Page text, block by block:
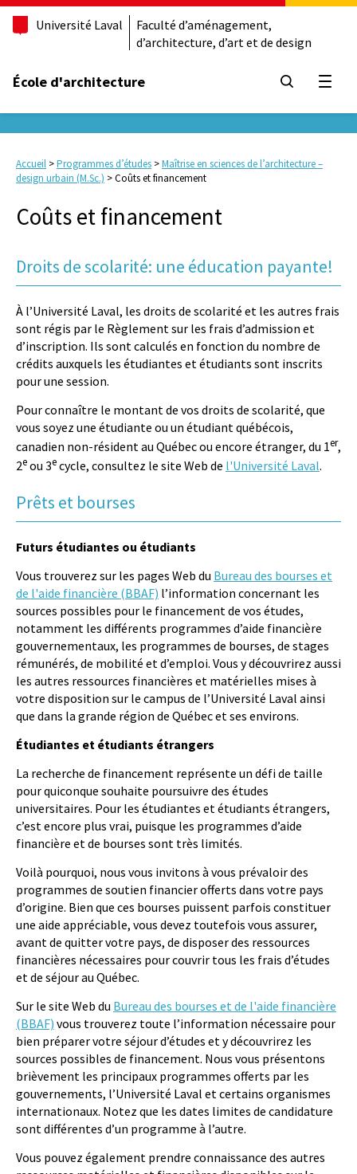
Université Laval
Faculté d’aménagement,
d’architecture, d’art et de design
École d'architecture
Accueil >Programmes d’études >Maîtrise en sciences de l’architecture –
design urbain (M.Sc.) >Coûts et financement
Coûts et financement
Droits de scolarité: une éducation payante!
À l’Université Laval, les droits de scolarité et les autres frais
sont régis par le Règlement sur les frais d’admission et
d’inscription. Ils sont calculés en fonction du nombre de
crédits auxquels les étudiantes et étudiants sont inscrits
pour une session.
Pour connaître le montant de vos droits de scolarité, que
vous soyez une étudiante ou un étudiant québécois,
canadien non-résident au Québec ou encore étranger, du 1er,
2eou 3ecycle, consultez le site Web de l'Université Laval.
Prêts et bourses
Futurs étudiantes ou étudiants
Vous trouverez sur les pages Web du Bureau des bourses et
de l'aide financière (BBAF) l’information concernant les
sources possibles pour le financement de vos études,
notamment les différents programmes d’aide financière
gouvernementaux, les programmes de bourses, de stages
rémunérés, de mobilité et d’emploi. Vous y découvrirez aussi
les autres ressources financières et matérielles mises à
votre disposition sur le campus de l’Université Laval ainsi
que dans la grande région de Québec et ses environs.
Étudiantes et étudiants étrangers
La recherche de financement représente un défi de taille
pour quiconque souhaite poursuivre des études
universitaires. Pour les étudiantes et étudiants étrangers,
c’est encore plus vrai, puisque les programmes d’aide
financière et de bourses sont très limités.
Voilà pourquoi, nous vous invitons à vous prévaloir des
programmes de soutien financier offerts dans votre pays
d’origine. Bien que ces bourses puissent parfois constituer
une aide appréciable, vous devez toutefois vous assurer,
avant de quitter votre pays, de disposer des ressources
financières nécessaires pour couvrir tous les frais d’études
et de séjour au Québec.
Sur le site Web du Bureau des bourses et de l'aide financière
(BBAF) vous trouverez toute l’information nécessaire pour
bien préparer votre séjour d’études et y découvrirez les
sources possibles de financement. Nous vous présentons
brièvement les principaux programmes offerts par les
gouvernements, l’Université Laval et certains organismes
internationaux. Notez que les dates limites de candidature
sont différentes d’un programme à l’autre.
Vous pouvez également prendre connaissance des autres